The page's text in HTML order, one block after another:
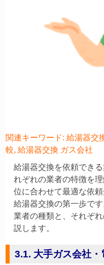
関連キーワード: 給湯器交
較, 給湯器交換 ガス会社
給湯器交換を依頼でき
れぞれの業者の特徴を
位に合わせて最適な依
給湯器交換の第一歩で
業者の種類と、それぞ
説します。
3.1. 大手ガス会社・